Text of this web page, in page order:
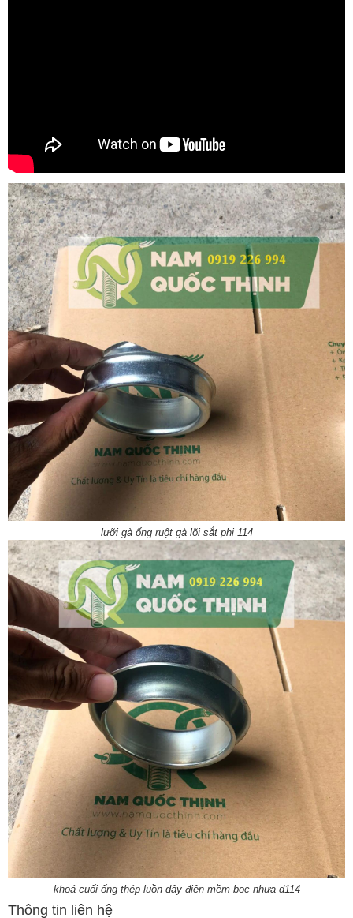
lưỡi gà ống ruột gà lõi sắt phi 114
khoá cuối ống thép luồn dây điện mềm bọc nhựa d114
Thông tin liên hệ